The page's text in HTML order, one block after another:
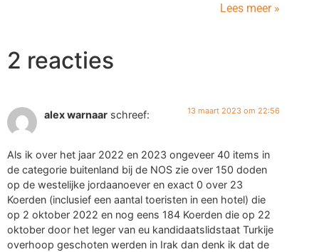
Lees meer »
2 reacties
alex warnaar schreef: 13 maart 2023 om 22:56
Als ik over het jaar 2022 en 2023 ongeveer 40 items in
de categorie buitenland bij de NOS zie over 150 doden
op de westelijke jordaanoever en exact 0 over 23
Koerden (inclusief een aantal toeristen in een hotel) die
op 2 oktober 2022 en nog eens 184 Koerden die op 22
oktober door het leger van eu kandidaatslidstaat Turkije
overhoop geschoten werden in Irak dan denk ik dat de